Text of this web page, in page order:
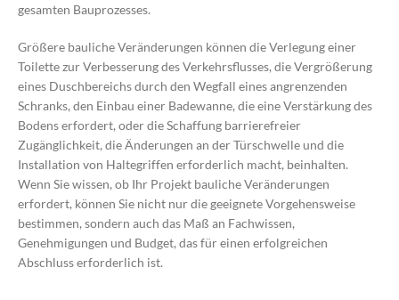
gesamten Bauprozesses.
Größere bauliche Veränderungen können die Verlegung einer
Toilette zur Verbesserung des Verkehrsflusses, die Vergrößerung
eines Duschbereichs durch den Wegfall eines angrenzenden
Schranks, den Einbau einer Badewanne, die eine Verstärkung des
Bodens erfordert, oder die Schaffung barrierefreier
Zugänglichkeit, die Änderungen an der Türschwelle und die
Installation von Haltegriffen erforderlich macht, beinhalten.
Wenn Sie wissen, ob Ihr Projekt bauliche Veränderungen
erfordert, können Sie nicht nur die geeignete Vorgehensweise
bestimmen, sondern auch das Maß an Fachwissen,
Genehmigungen und Budget, das für einen erfolgreichen
Abschluss erforderlich ist.